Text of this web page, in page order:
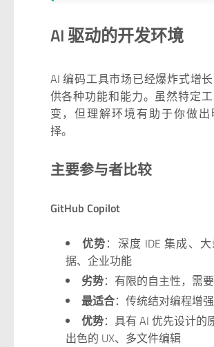
AI 驱动的开发环境
AI 编码工具市场已经爆炸式增
供各种功能和能力。虽然特定
变，但理解环境有助于你做
择。
主要参与者比较
GitHub Copilot
优势：深度 IDE 集成、
据、企业功能
劣势：有限的自主性，需
最适合：传统结对编程增强
优势：具有 AI 优先设计的
出色的 UX、多文件编辑